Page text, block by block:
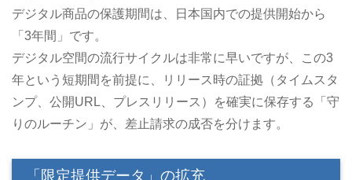
デジタル商品の保護期間は、日本国内での提供開始から
「3年間」です。
デジタル空間の流行サイクルは非常に早いですが、この3
年という短期間を前提に、リリース時の証拠（タイムスタ
ンプ、公開URL、プレスリリース）を確実に保存する「守
りのルーチン」が、差止請求の成否を分けます。
「限定提供データ」の拡充